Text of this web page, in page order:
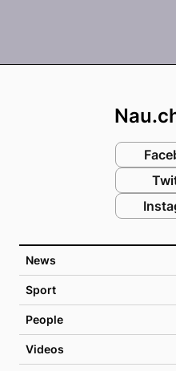
News
Sport
People
Videos